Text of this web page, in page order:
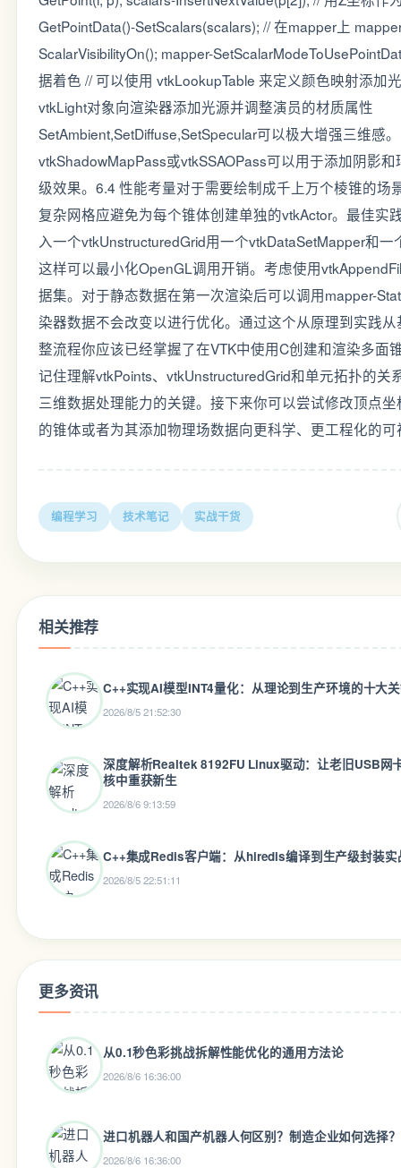
编程学习 技术笔记 实战干货
相关推荐
C++实现AI模型INT4量化：从理论到生产环境的十大
2026/8/5 21:52:30
深度解析Realtek 8192FU Linux驱动：让老旧USB网
核中重获新生
2026/8/6 9:13:59
C++集成Redis客户端：从hiredis编译到生产级封装实
2026/8/5 22:51:11
更多资讯
从0.1秒色彩挑战拆解性能优化的通用方法论
2026/8/6 16:36:00
进口机器人和国产机器人何区别？制造企业如何选择
2026/8/6 16:36:00